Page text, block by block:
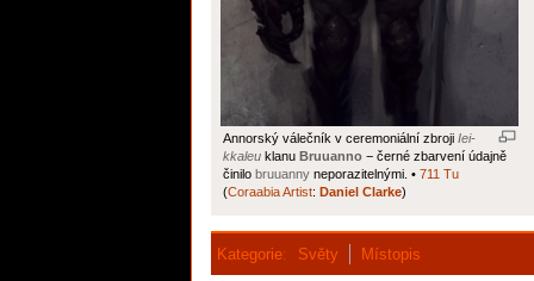
Annorský válečník v ceremoniální zbroji Iei-
kkaleu klanu Bruuanno − černé zbarvení údajně
činilo bruuanny neporazitelnými. • 711 Tu
(Coraabia Artist: Daniel Clarke)
Kategorie: Světy Místopis